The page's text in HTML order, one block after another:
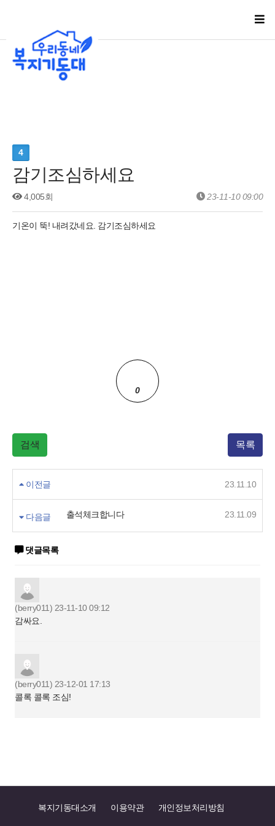
4
감기조심하세요
4,005회 23-11-10 09:00
기온이 뚝! 내려갔네요. 감기조심하세요
0
검색 목록
이전글 23.11.10
다음글 출석체크합니다 23.11.09
댓글목록
(berry011) 23-11-10 09:12
감싸요.
(berry011) 23-12-01 17:13
콜록 콜록 조심!
복지기동대소개 이용약관 개인정보처리방침